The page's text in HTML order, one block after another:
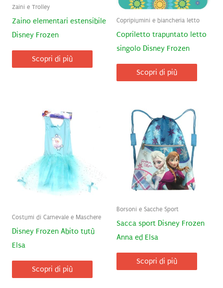
Zaini e Trolley
Zaino elementari estensibile
Disney Frozen
Scopri di più
Copripiumini e biancheria letto
Copriletto trapuntato letto
singolo Disney Frozen
Scopri di più
Costumi di Carnevale e Maschere
Disney Frozen Abito tutù
Elsa
Scopri di più
Borsoni e Sacche Sport
Sacca sport Disney Frozen
Anna ed Elsa
Scopri di più